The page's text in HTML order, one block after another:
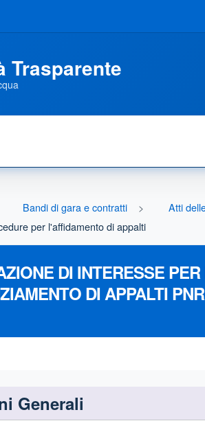
Trasparente
Bandi di gara e contratti
Atti
per l'affidamento di appalti
DI INTERESSE
DI APPALTI
Generali